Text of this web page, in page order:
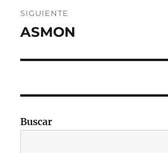
SIGUIENTE
Entrada
ASMON
Buscar